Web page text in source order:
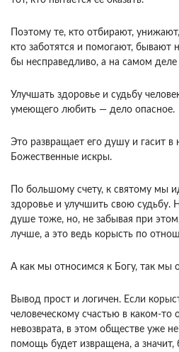
Поэтому те, кто отбирают,
кто заботятся и по­могают, бывают
бы не­справедливо, а на самом
Улучшать здоровье и судьбу
умеющего любить — дело опасное.
Это развращает его душу и гасит в
Божественные искры.
По большому счету, к свято­му мы
здоровье и улуч­шить свою судьбу.
душе тоже, но, не забывая при
лучше, а это ведь корысть по
А как мы относимся к Богу, так мы
Вывод прост и логичен. Если
человеческому счастью в каком-то
невоз­врата, в этом обществе уже
помощь будет извращена, а